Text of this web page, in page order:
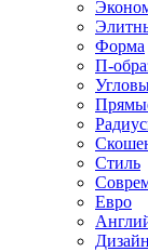
Форма
П-
Стиль
Евро